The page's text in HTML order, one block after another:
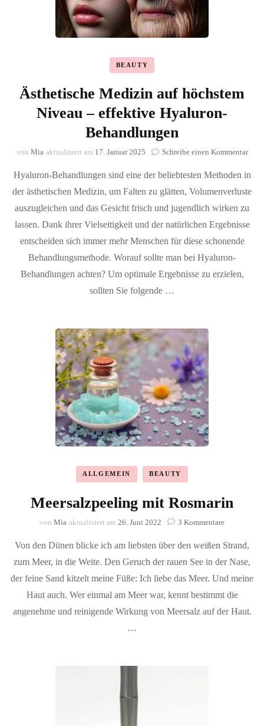
BEAUTY
Ästhetische Medizin auf höchstem
Niveau – effektive Hyaluron-
Behandlungen
von Mia aktualisiert am 17. Januar 2025 Schreibe einen Kommentarzu
–
Hyaluron-Behandlungen sind eine der beliebtesten Methoden in
der ästhetischen Medizin, um Falten zu glätten, Volumenverluste
auszugleichen und das Gesicht frisch und jugendlich wirken zu
lassen. Dank ihrer Vielseitigkeit und der natürlichen Ergebnisse
entscheiden sich immer mehr Menschen für diese schonende
Behandlungsmethode. Worauf sollte man bei Hyaluron-
Behandlungen achten? Um optimale Ergebnisse zu erzielen,
sollten Sie folgende …
ALLGEMEIN BEAUTY
Meersalzpeeling mit Rosmarin
von Mia aktualisiert am 26. Juni 2022 3 Kommentarezu
mit
Rosmarin
Von den Dünen blicke ich am liebsten über den weißen Strand,
zum Meer, in die Weite. Den Geruch der rauen See in der Nase,
der feine Sand kitzelt meine Füße: Ich liebe das Meer. Und meine
Haut auch. Wer einmal am Meer war, kennt bestimmt die
angenehme und reinigende Wirkung von Meersalz auf der Haut.
…